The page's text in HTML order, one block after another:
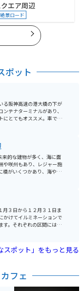
エア周辺
絶景ロード
ポット
る阪神高速の港大橋の下が
テナターミナルがあり、
にとてもオススメ。車で岸
楽しむ事ができるので暑
CMに使われているスポッ
来的な建物が多く、海に面
や咲州もあり、レジャー施
橋がいくつかあり、海やコ
や、遠くに大阪の摩天楼
月３日から１２月３１日ま
かけてイルミネーションで
す。それぞれの区間には６
美しいです。年内の記念
協力を頂いています。
スポット」をもっと見る
フェ